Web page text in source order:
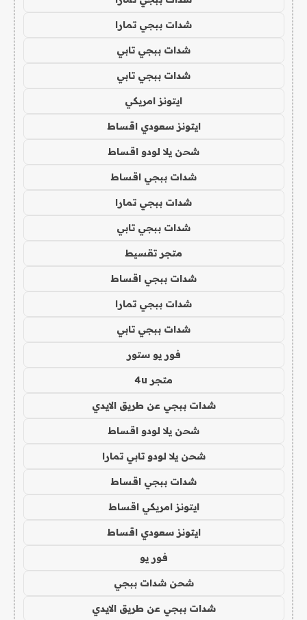
شدات ببجي تمارا
شدات ببجي تابي
شدات ببجي تابي
ايتونز امريكي
ايتونز سعودي اقساط
شحن يلا لودو اقساط
شدات ببجي اقساط
شدات ببجي تمارا
شدات ببجي تابي
متجر تقسيط
شدات ببجي اقساط
شدات ببجي تمارا
شدات ببجي تابي
فور يو ستور
متجر 4u
شدات ببجي عن طريق الايدي
شحن يلا لودو اقساط
شحن يلا لودو تابي تمارا
شدات ببجي اقساط
ايتونز امريكي اقساط
ايتونز سعودي اقساط
فور يو
شحن شدات ببجي
شدات ببجي عن طريق الايدي